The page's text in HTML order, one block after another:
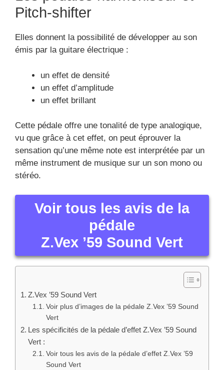
Pitch-shifter
Elles donnent la possibilité de développer au son
émis par la guitare électrique :
un effet de densité
un effet d’amplitude
un effet brillant
Cette pédale offre une tonalité de type analogique,
vu que grâce à cet effet, on peut éprouver la
sensation qu’une même note est interprétée par un
même instrument de musique sur un son mono ou
stéréo.
Voir tous les avis de la
pédale
Z.Vex ’59 Sound Vert
Z.Vex ’59 Sound Vert
Voir plus d’images de la pédale Z.Vex ’59 Sound
Vert
Les spécificités de la pédale d’effet Z.Vex ’59 Sound
Vert :
Voir tous les avis de la pédale d’effet Z.Vex ’59
Sound Vert